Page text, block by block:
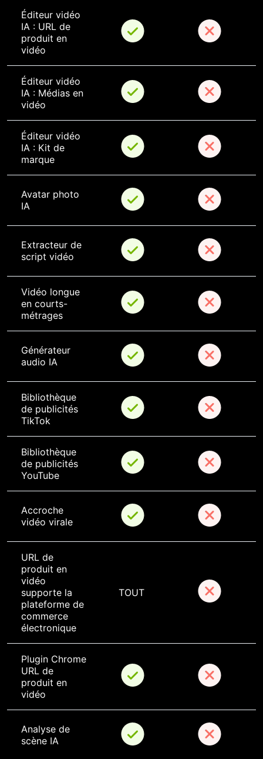
Éditeur vidéo
IA : URL de
produit en
vidéo
Éditeur vidéo
IA : Médias en
vidéo
Éditeur vidéo
IA : Kit de
marque
Avatar photo
IA
Extracteur de
script vidéo
Vidéo longue
en courts-
métrages
Générateur
audio IA
Bibliothèque
de publicités
TikTok
Bibliothèque
de publicités
YouTube
Accroche
vidéo virale
URL de
produit en
vidéo
supporte la
plateforme de
commerce
électronique
TOUT
Plugin Chrome
URL de
produit en
vidéo
Analyse de
scène IA